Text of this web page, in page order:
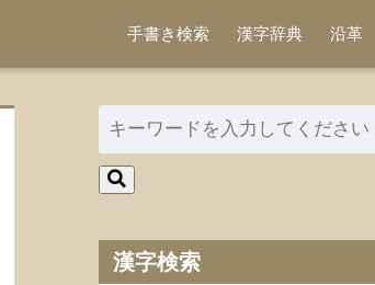
手書き検索 漢字辞典 沿革
漢字検索